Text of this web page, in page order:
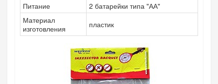
Питание
2 батарейки типа "АА"
Материал
изготовления
пластик